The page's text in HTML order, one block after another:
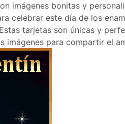
imágenes bonitas y
celebrar este día de los
tarjetas son únicas y
imágenes para compartir el